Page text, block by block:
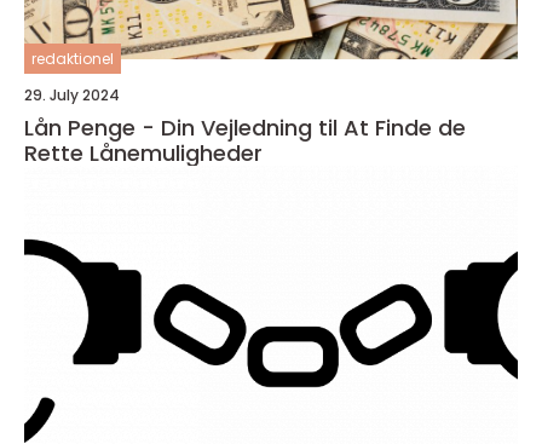
redaktionel
29. July 2024
Lån Penge - Din Vejledning til At Finde de
Rette Lånemuligheder